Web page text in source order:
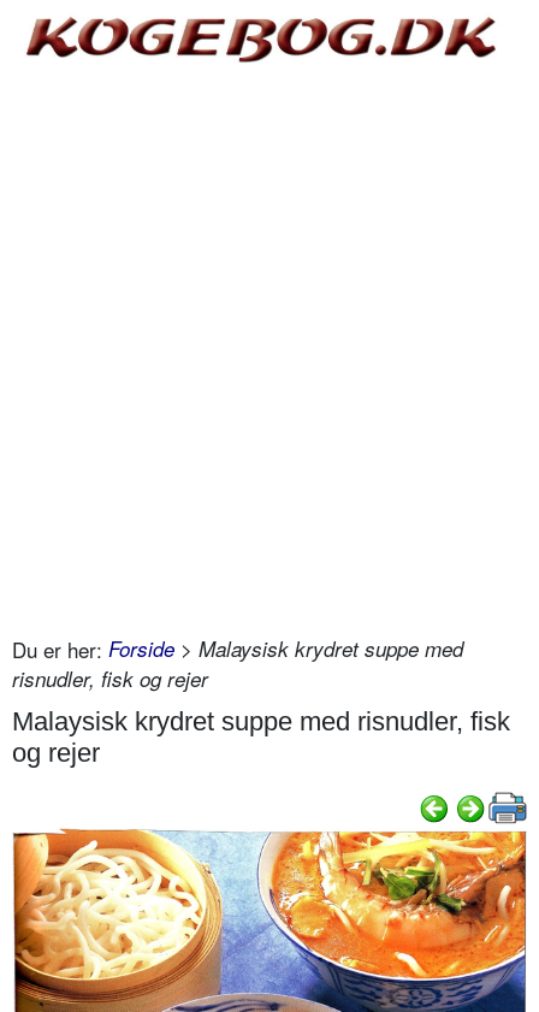
Du er her: Forside > Malaysisk krydret suppe med
risnudler, fisk og rejer
Malaysisk krydret suppe med risnudler, fisk
og rejer